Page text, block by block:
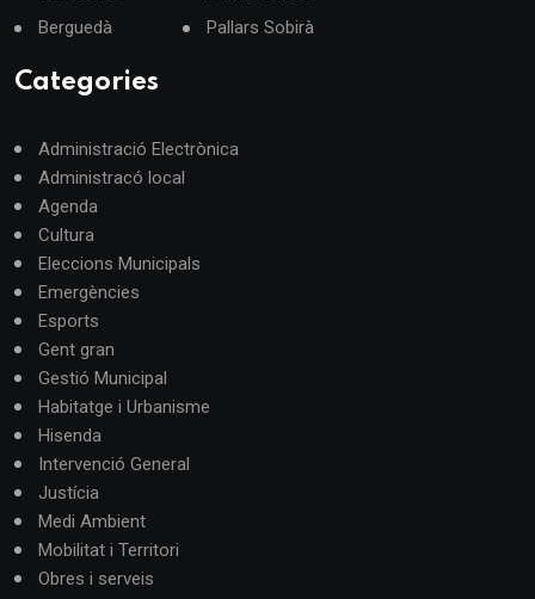
Berguedà
Pallars Sobirà
Categories
Administració Electrònica
Administracó local
Agenda
Cultura
Eleccions Municipals
Emergències
Esports
Gent gran
Gestió Municipal
Habitatge i Urbanisme
Hisenda
Intervenció General
Justícia
Medi Ambient
Mobilitat i Territori
Obres i serveis